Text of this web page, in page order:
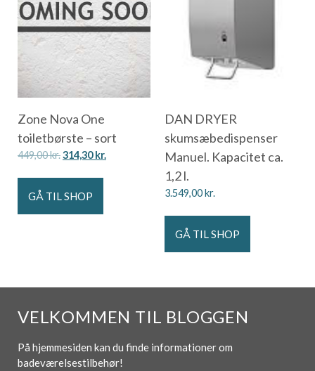
Zone Nova One
toiletbørste – sort
449,00kr.314,30kr.
GÅ TIL SHOP
DAN DRYER
skumsæbedispenser
Manuel. Kapacitet ca.
1,2 l.
3.549,00kr.
GÅ TIL SHOP
VELKOMMEN TIL BLOGGEN
På hjemmesiden kan du finde informationer om
badeværelsestilbehør!